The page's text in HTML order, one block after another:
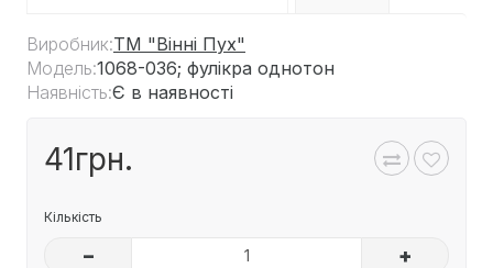
Виробник:ТМ "Вінні Пух"
Модель:1068-036; фулікра однотон
Наявність:Є в наявності
41грн.
Кількість
– +